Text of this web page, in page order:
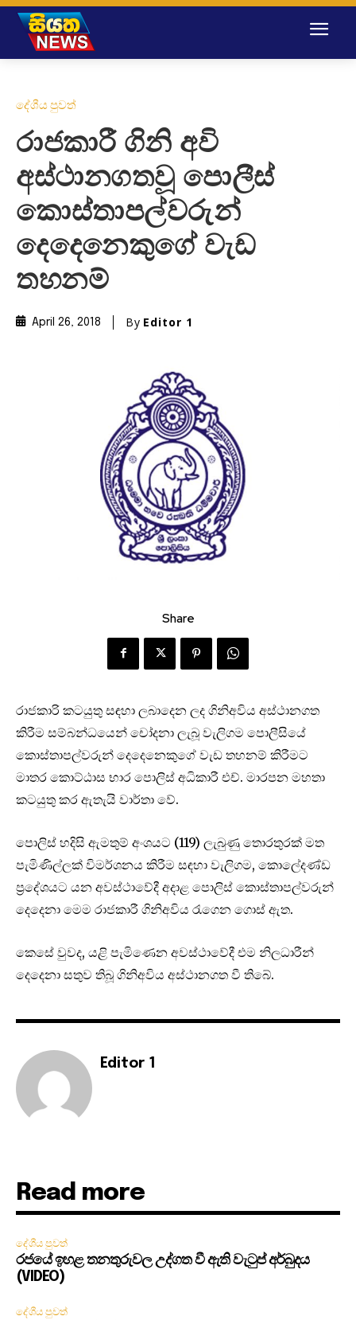
දේශීය පුවත්
රාජකාරී ගිනි අවි
අස්ථානගතවූ පොලීස්
කොස්තාපල්වරුන්
දෙදෙනෙකුගේ වැඩ
තහනම්
April 26, 2018 By Editor 1
Share
රාජකාරි කටයුතු සඳහා ලබාදෙන ලද ගිනිඅවිය අස්ථානගත
කිරීම සම්බන්ධයෙන් චෝදනා ලැබූ වැලිගම පොලීසියේ
කොස්තාපල්වරුන් දෙදෙනෙකුගේ වැඩ තහනම් කිරීමට
මාතර කොට්ඨාස භාර පොලිස් අධිකාරී එච්. මාරපන මහතා
කටයුතු කර ඇතැයි වාර්තා වේ.
පොලිස් හදිසි ඇමතුම් අංශයට (119) ලැබුණු තොරතුරක් මත
පැමිණිල්ලක් විමර්ශනය කිරීම සඳහා වැලිගම, කොලේදණ්ඩ
ප්‍රදේශයට යන අවස්ථාවේදී අදාළ පොලිස් කොස්තාපල්වරුන්
දෙදෙනා මෙම රාජකාරී ගිනිඅවිය රැගෙන ගොස් ඇත.
කෙසේ වුවද, යළි පැමිණෙන අවස්ථාවේදී එම නිලධාරීන්
දෙදෙනා සතුව තිබූ ගිනිඅවිය අස්ථානගත වී තිබේ.
Editor 1
Read more
දේශීය පුවත්
රජයේ ඉහළ තනතුරුවල උද්ගත වී ඇති වැටුප් අර්බුදය
(VIDEO)
දේශීය පුවත්